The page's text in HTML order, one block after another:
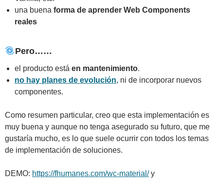
una buena forma de aprender Web Components
reales
Pero……
el producto está en mantenimiento.
no hay planes de evolución, ni de incorporar nuevos
componentes.
Como resumen particular, creo que esta implementación es
muy buena y aunque no tenga asegurado su futuro, que me
gustaría mucho, es lo que suele ocurrir con todos los temas
de implementación de soluciones.
DEMO: https://fhumanes.com/wc-material/y